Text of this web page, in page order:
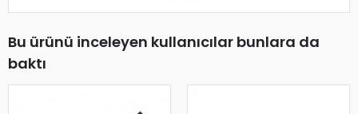
Bu ürünü inceleyen kullanıcılar bunlara da
baktı